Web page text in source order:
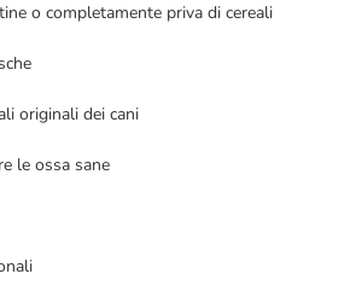
o completamente priva di cereali
originali dei cani
le ossa sane